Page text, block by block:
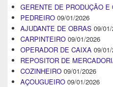
GERENTE DE PRODUÇÃO E
PEDREIRO 09/01/2026
AJUDANTE DE OBRAS 09/
CARPINTEIRO 09/01/2026
OPERADOR DE CAIXA 09/
REPOSITOR DE
COZINHEIRO 09/01/2026
AÇOUGUEIRO 09/01/2026